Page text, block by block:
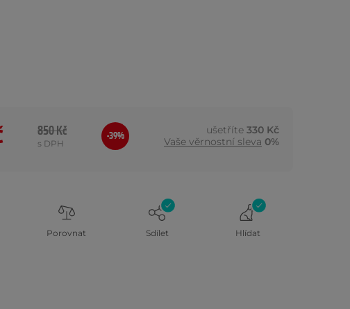
850 Kč
s DPH
-39% ušetříte 330 Kč
Vaše věrnostní sleva 0%
Porovnat Sdílet Hlídat